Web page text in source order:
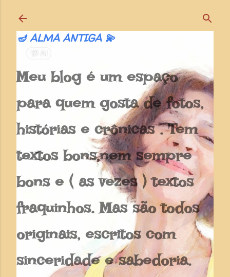
🪔 ALMA ANTIGA 💫
Meu blog é um espaço
para quem gosta de fotos,
histórias e crônicas . Tem
textos bons,nem sempre
bons e ( as vezes ) textos
fraquinhos. Mas são todos
originais, escritos com
sinceridade e sabedoria.